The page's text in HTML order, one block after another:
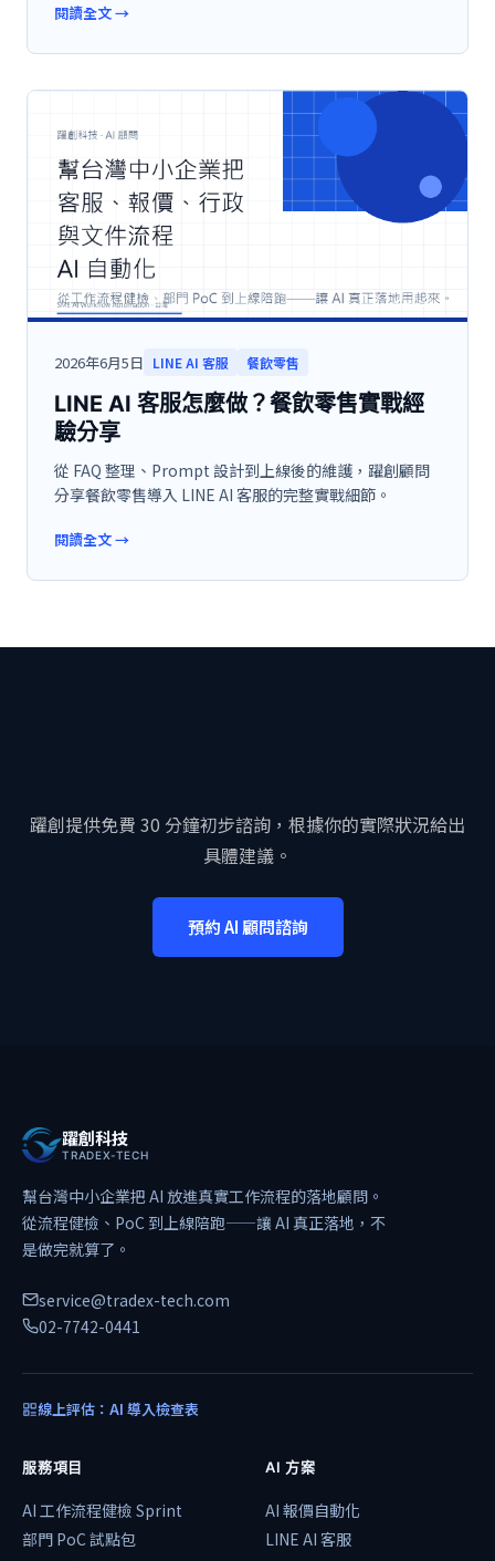
閱讀全文→
2026年6月5日 LINE AI 客服 餐飲零售
LINE AI 客服怎麼做？餐飲零售實戰經
驗分享
從 FAQ 整理、Prompt 設計到上線後的維護，躍創顧問
分享餐飲零售導入 LINE AI 客服的完整實戰細節。
閱讀全文→
躍創提供免費 30 分鐘初步諮詢，根據你的實際狀況給出
具體建議。
預約 AI 顧問諮詢
躍創科技
TRADEX-TECH
幫台灣中小企業把 AI 放進真實工作流程的落地顧問。
從流程健檢、PoC 到上線陪跑——讓 AI 真正落地，不
是做完就算了。
service@tradex-tech.com
02-7742-0441
線上評估：AI 導入檢查表
服務項目
AI 工作流程健檢 Sprint
部門 PoC 試點包
AI 方案
AI 報價自動化
LINE AI 客服